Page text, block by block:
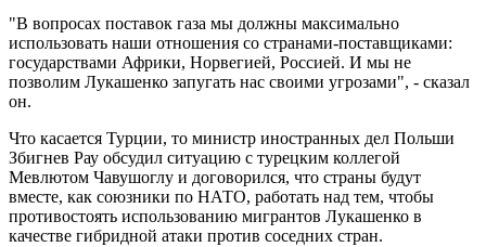
"В вопросах поставок газа мы должны максимально
использовать наши отношения со странами-поставщиками:
государствами Африки, Норвегией, Россией. И мы не
позволим Лукашенко запугать нас своими угрозами", - сказал
он.
Что касается Турции, то министр иностранных дел Польши
Збигнев Рау обсудил ситуацию с турецким коллегой
Мевлютом Чавушоглу и договорился, что страны будут
вместе, как союзники по НАТО, работать над тем, чтобы
противостоять использованию мигрантов Лукашенко в
качестве гибридной атаки против соседних стран.